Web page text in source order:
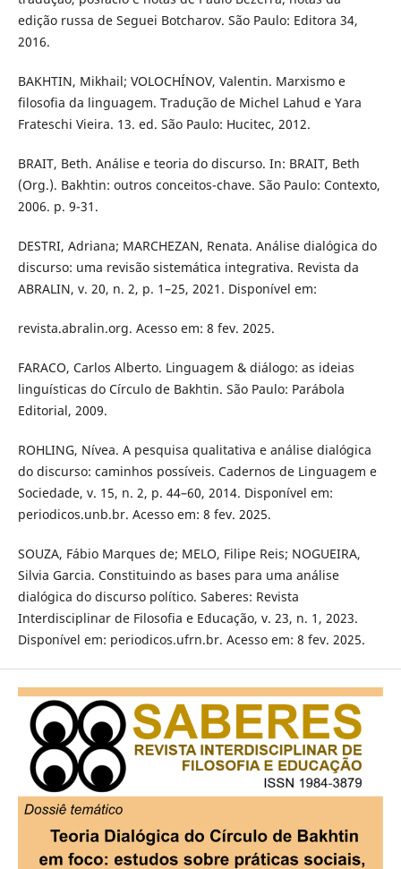
edição russa de Seguei Botcharov. São Paulo: Editora 34,
2016.
BAKHTIN, Mikhail; VOLOCHÍNOV, Valentin. Marxismo e
filosofia da linguagem. Tradução de Michel Lahud e Yara
Frateschi Vieira. 13. ed. São Paulo: Hucitec, 2012.
BRAIT, Beth. Análise e teoria do discurso. In: BRAIT, Beth
(Org.). Bakhtin: outros conceitos-chave. São Paulo: Contexto,
2006. p. 9-31.
DESTRI, Adriana; MARCHEZAN, Renata. Análise dialógica do
discurso: uma revisão sistemática integrativa. Revista da
ABRALIN, v. 20, n. 2, p. 1–25, 2021. Disponível em:
revista.abralin.org. Acesso em: 8 fev. 2025.
FARACO, Carlos Alberto. Linguagem & diálogo: as ideias
linguísticas do Círculo de Bakhtin. São Paulo: Parábola
Editorial, 2009.
ROHLING, Nívea. A pesquisa qualitativa e análise dialógica
do discurso: caminhos possíveis. Cadernos de Linguagem e
Sociedade, v. 15, n. 2, p. 44–60, 2014. Disponível em:
periodicos.unb.br. Acesso em: 8 fev. 2025.
SOUZA, Fábio Marques de; MELO, Filipe Reis; NOGUEIRA,
Silvia Garcia. Constituindo as bases para uma análise
dialógica do discurso político. Saberes: Revista
Interdisciplinar de Filosofia e Educação, v. 23, n. 1, 2023.
Disponível em: periodicos.ufrn.br. Acesso em: 8 fev. 2025.